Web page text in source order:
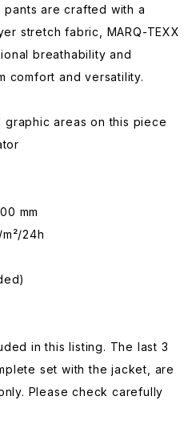
are crafted with a
stretch fabric, MARQ-TEXX
breathability and
comfort and versatility.
areas on this piece
mm
24h
in this listing. The last 3
set with the jacket, are
Please check carefully